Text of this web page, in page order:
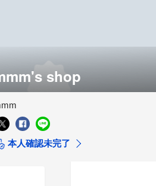
shop
本人確認未完了